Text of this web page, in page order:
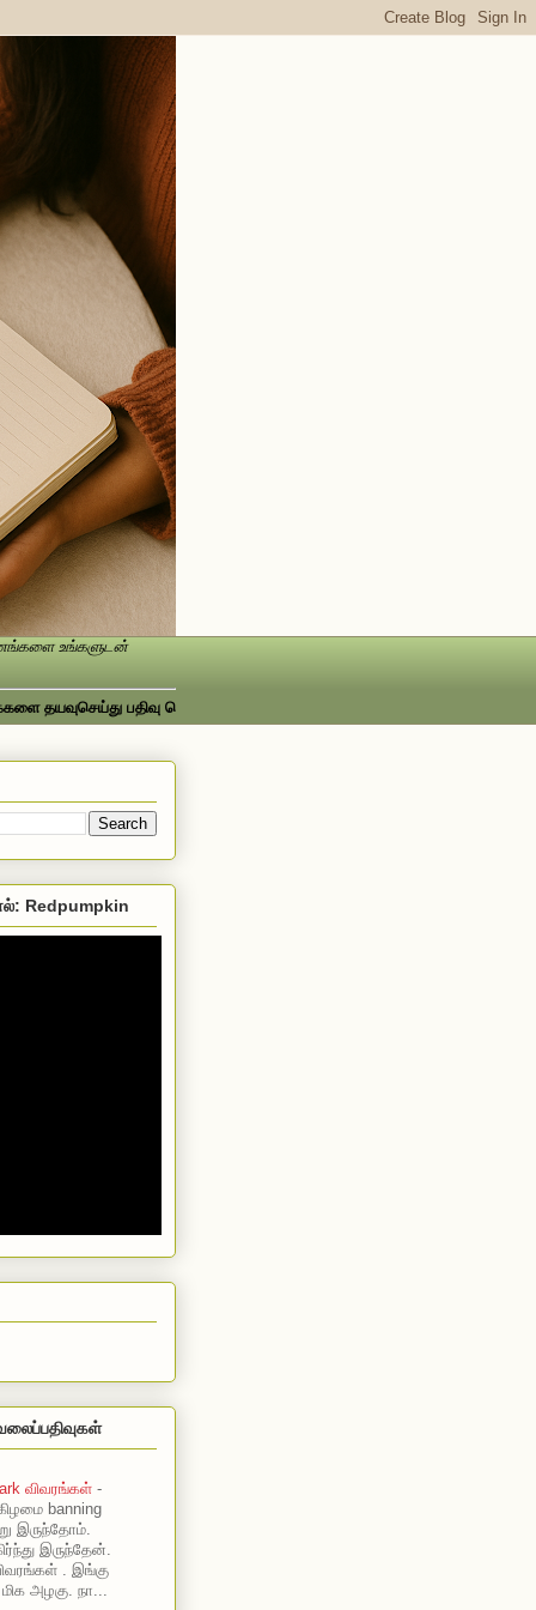
உங்களுடன்
பதிவு செய்யவும்...ஃபேஸ்புக்கில் பார்க்க http://www.facebook.com/
Redpumpkin
விவரங்கள் -
banning
இருந்தோம்.
இருந்தேன்.
. இங்கு
அழகு. நா...